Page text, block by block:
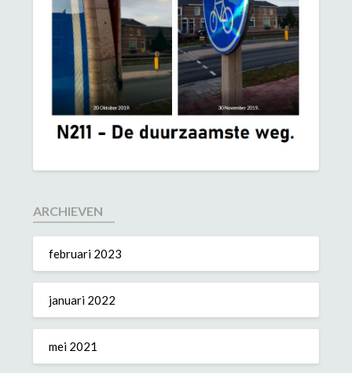
ARCHIEVEN
februari 2023
januari 2022
mei 2021